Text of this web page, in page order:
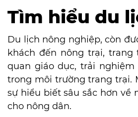
Tìm hiểu du
Du lịch nông nghiệp, còn
khách đến nông trại,
quan giáo dục, trải
trong môi trường trang trại.
sự hiểu biết sâu sắc hơn
cho nông dân.